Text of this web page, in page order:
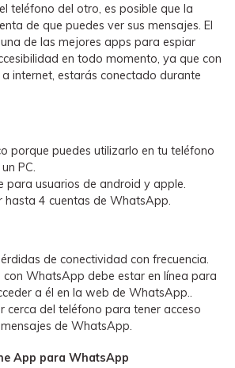
teléfono del otro, es posible que la
de que puedes ver sus mensajes. El
de las mejores apps para espiar
en todo momento, ya que con
internet, estarás conectado durante
porque puedes utilizarlo en tu teléfono
PC.
para usuarios de android y apple.
hasta 4 cuentas de WhatsApp.
de conectividad con frecuencia.
con WhatsApp debe estar en línea para
a él en la web de WhatsApp..
cerca del teléfono para tener acceso
de WhatsApp.
App para WhatsApp